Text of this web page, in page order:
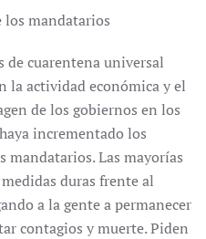
los mandatarios
de cuarentena universal
la actividad económica y el
de los gobiernos en los
incrementado los
mandatarios. Las mayorías
duras frente al
a la gente a permanecer
contagios y muerte. Piden